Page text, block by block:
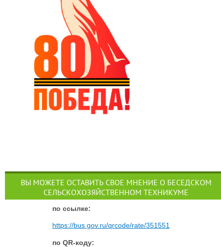
ВЫ МОЖЕТЕ ОСТАВИТЬ СВОЕ МНЕНИЕ О БЕСЕДСКОМ
СЕЛЬСКОХОЗЯЙСТВЕННОМ ТЕХНИКУМЕ
по ссылке:
https://bus.gov.ru/qrcode/rate/351551
по QR-коду: